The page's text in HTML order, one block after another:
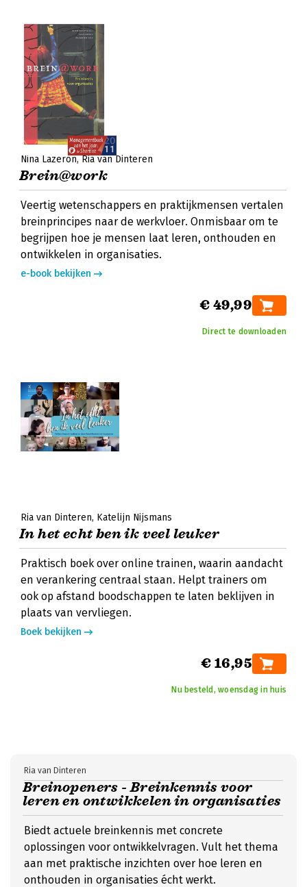
Nina Lazeron Ria van Dinteren
Brein@work
Veertig wetenschappers en praktijkmensen vertalen
breinprincipes naar de werkvloer. Onmisbaar om te
begrijpen hoe je mensen laat leren, onthouden en
ontwikkelen in organisaties.
e-book bekijken
€ 49,99
Direct te downloaden
Ria van Dinteren Katelijn Nijsmans
In het echt ben ik veel leuker
Praktisch boek over online trainen, waarin aandacht
en verankering centraal staan. Helpt trainers om
ook op afstand boodschappen te laten beklijven in
plaats van vervliegen.
Boek bekijken
€ 16,95
Nu besteld, woensdag in huis
Breinopeners - Breinkennis voor
leren en ontwikkelen in organisaties
Ria van Dinteren
Biedt actuele breinkennis met concrete
oplossingen voor ontwikkelvragen. Vult het thema
aan met praktische inzichten over hoe leren en
onthouden in organisaties écht werkt.